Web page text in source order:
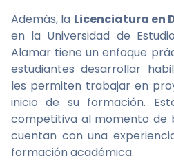
Además, la Licenciatura en
en la Universidad de
Alamar tiene un enfoque
estudiantes desarrollar
les permiten trabajar en
inicio de su formación.
competitiva al momento de
cuentan con una
formación académica.